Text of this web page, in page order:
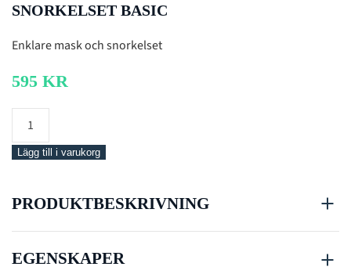
SNORKELSET BASIC
Enklare mask och snorkelset
595 KR
Snorkelset
mängd
Lägg till i varukorg
PRODUKTBESKRIVNING
EGENSKAPER